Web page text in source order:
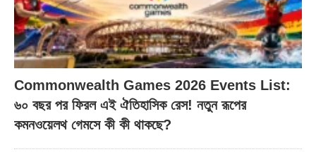
Commonwealth Games 2026 Events List:
৬০ বছর পর ফিরল এই ঐতিহাসিক রেস! নতুন রূপের
কমনওয়েলথ গেমসে কী কী থাকছে?